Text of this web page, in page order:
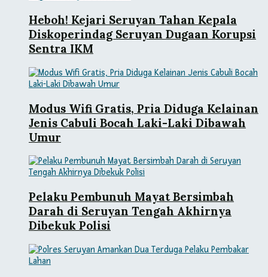
Heboh! Kejari Seruyan Tahan Kepala
Diskoperindag Seruyan Dugaan Korupsi
Sentra IKM
Modus Wifi Gratis, Pria Diduga Kelainan
Jenis Cabuli Bocah Laki-Laki Dibawah
Umur
Pelaku Pembunuh Mayat Bersimbah
Darah di Seruyan Tengah Akhirnya
Dibekuk Polisi